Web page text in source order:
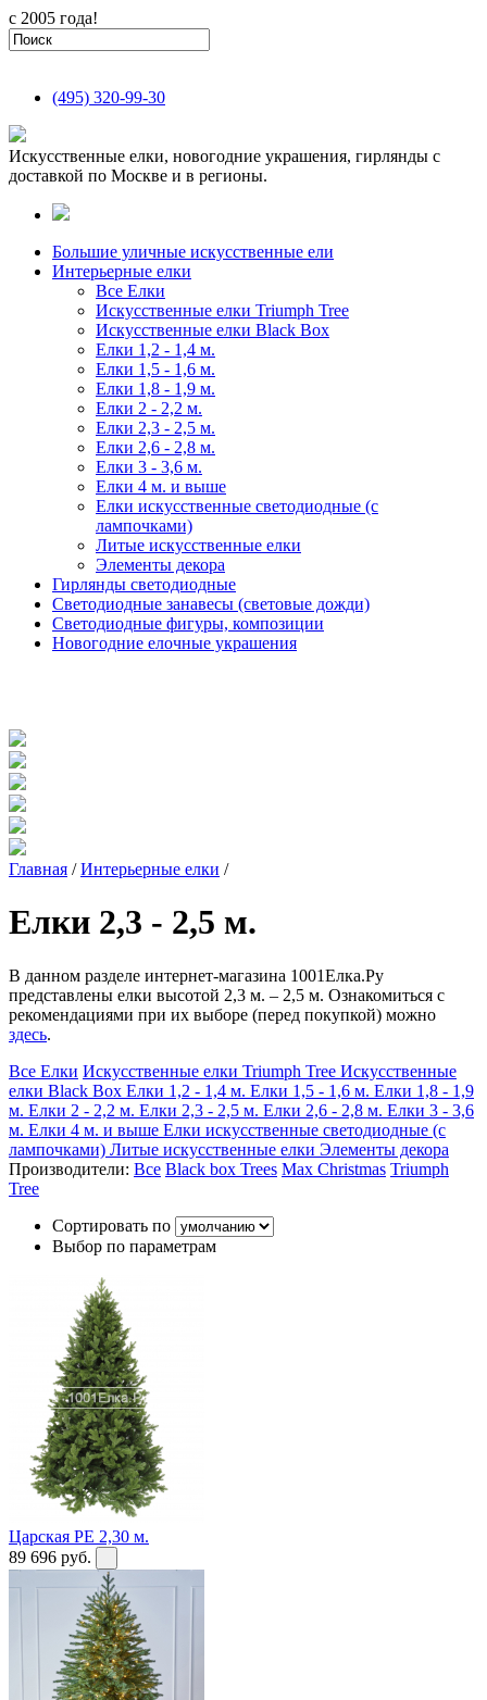
с 2005 года!
(495) 320-99-30
Искусственные елки, новогодние украшения, гирлянды с
доставкой по Москве и в регионы.
Большие уличные искусственные ели
Интерьерные елки
Все Елки
Искусственные елки Triumph Tree
Искусственные елки Black Box
Елки 1,2 - 1,4 м.
Елки 1,5 - 1,6 м.
Елки 1,8 - 1,9 м.
Елки 2 - 2,2 м.
Елки 2,3 - 2,5 м.
Елки 2,6 - 2,8 м.
Елки 3 - 3,6 м.
Елки 4 м. и выше
Елки искусственные светодиодные (с
лампочками)
Литые искусственные елки
Элементы декора
Гирлянды светодиодные
Светодиодные занавесы (световые дожди)
Светодиодные фигуры, композиции
Новогодние елочные украшения
Главная / Интерьерные елки /
Елки 2,3 - 2,5 м.
В данном разделе интернет-магазина 1001Елка.Ру
представлены елки высотой 2,3 м. – 2,5 м. Ознакомиться с
рекомендациями при их выборе (перед покупкой) можно
здесь.
Все Елки Искусственные елки Triumph Tree Искусственные
елки Black Box Елки 1,2 - 1,4 м. Елки 1,5 - 1,6 м. Елки 1,8 - 1,9
м. Елки 2 - 2,2 м. Елки 2,3 - 2,5 м. Елки 2,6 - 2,8 м. Елки 3 - 3,6
м. Елки 4 м. и выше Елки искусственные светодиодные (с
лампочками) Литые искусственные елки Элементы декора
Производители: Все Black box Trees Max Christmas Triumph
Tree
Сортировать по
Выбор по параметрам
Царская PE 2,30 м.
89 696 руб.